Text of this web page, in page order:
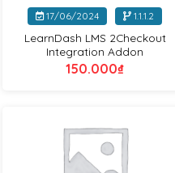
17/06/2024 1.1.1.2
LearnDash LMS 2Checkout
Integration Addon
150.000₫